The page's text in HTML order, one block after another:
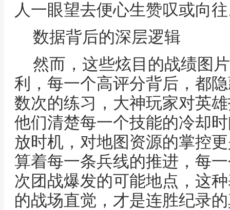
人一眼望去便心生赞叹或向
数据背后的深层逻辑
然而，这些炫目的战绩图
利，每一个高评分背后，都
数次的练习，大神玩家对英
他们清楚每一个技能的冷却
放时机，对地图资源的掌控
算着每一条兵线的推进，每
次团战爆发的可能地点，这
的战场直觉，才是连胜纪录